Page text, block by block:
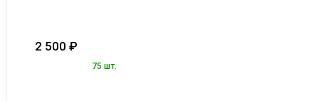
2 500 ₽
75 шт.